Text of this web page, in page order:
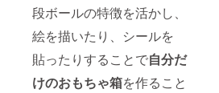
段ボールの特徴を活かし、
絵を描いたり、シールを
貼ったりすることで自分だ
けのおもちゃ箱を作ること